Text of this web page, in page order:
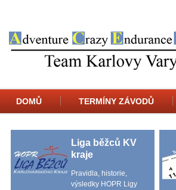
DOMŮ TERMÍNY ZÁVODŮ
Liga běžců KV
kraje
Pravidla, historie,
výsledky HOPR Ligy